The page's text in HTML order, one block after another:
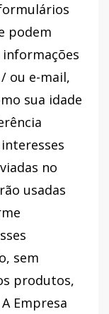
podem
ou e-mail,
sua idade
no
usadas
sem
produtos,
Empresa